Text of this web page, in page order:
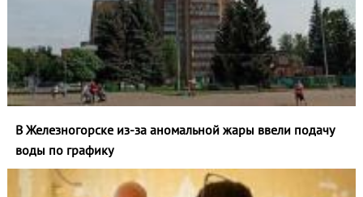
В Железногорске из-за аномальной жары ввели подачу
воды по графику